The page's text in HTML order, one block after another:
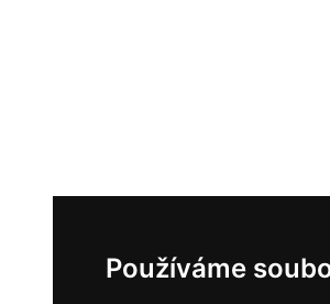
Používáme